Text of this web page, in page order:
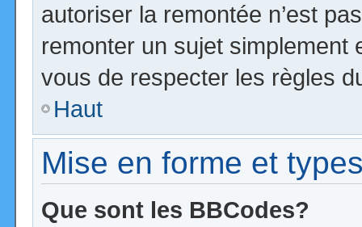
autoriser la remontée n’est
remonter un sujet
vous de respecter les règles
Haut
Mise en forme et
Que sont les BBCodes?